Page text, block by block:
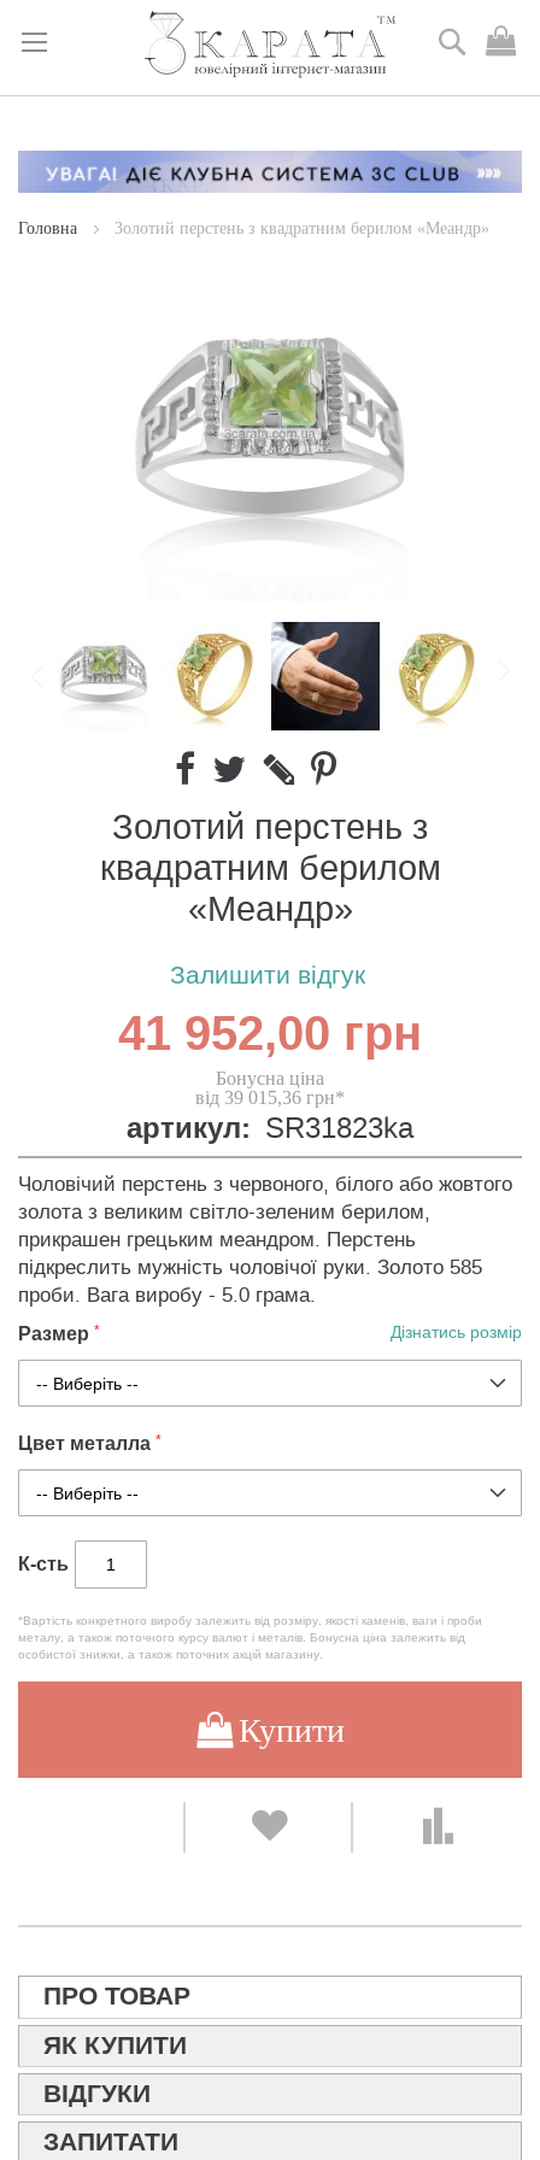
Skip
Content
Пошук
Головна Золотий перстень з квадратним берилом «Меандр»
Золотий перстень з
квадратним берилом
«Меандр»
Залишити відгук
41 952,00 грн
Бонусна ціна
від 39 015,36 грн*
артикул: SR31823ka
Чоловічий перстень з червоного, білого або жовтого
золота з великим світло-зеленим берилом,
прикрашен грецьким меандром. Перстень
підкреслить мужність чоловічої руки. Золото 585
проби. Вага виробу - 5.0 грама.
Размер Дізнатись розмір
Цвет металла
К-сть
*Вартість конкретного виробу залежить від розміру, якості каменів, ваги і проби
металу, а також поточного курсу валют і металів. Бонусна ціна залежить від
особистої знижки, а також поточних акцій магазину.
Купити
ПРО ТОВАР
ЯК КУПИТИ
ВІДГУКИ
ЗАПИТАТИ